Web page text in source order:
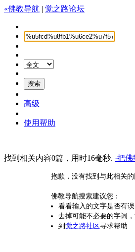
«佛教导航 | 觉之路论坛
高级
使用帮助
找到相关内容0篇，用时16毫秒. ·把
抱歉，没有找到与此相关的
佛教导航搜索建议您：
看看输入的文字是否有误
去掉可能不必要的字词，
到 觉之路社区寻求帮助